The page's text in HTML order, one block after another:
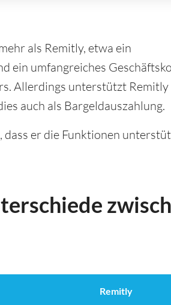
als Remitly, etwa ein
ein umfangreiches
Allerdings unterstützt Remitly
auch als Bargeldauszahlung.
er die Funktionen
Remitly